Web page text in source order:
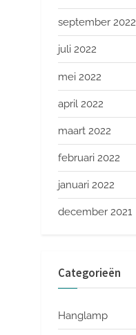
september 2022
juli 2022
mei 2022
april 2022
maart 2022
februari 2022
januari 2022
december 2021
Categorieën
Hanglamp